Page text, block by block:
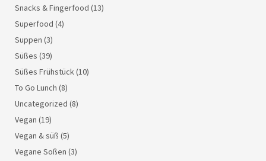
Snacks & Fingerfood (13)
Superfood (4)
Suppen (3)
Süßes (39)
Süßes Frühstück(10)
To Go Lunch (8)
Uncategorized (8)
Vegan (19)
Vegan & süß (5)
Vegane Soßen (3)